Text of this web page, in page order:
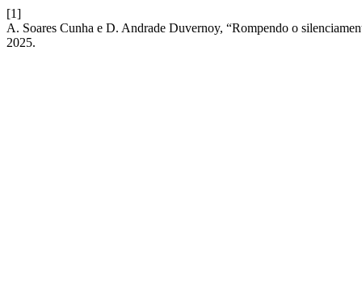
[1]
A. Soares Cunha e D. Andrade Duvernoy, “Rompendo o
2025.